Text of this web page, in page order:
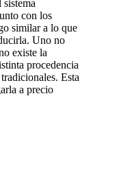
con los
similar a lo que
Uno no
existe la
procedencia
Esta
a precio